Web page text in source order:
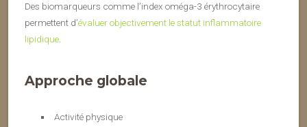
Des biomarqueurs comme l’index oméga-3 érythrocytaire
permettent d’évaluer objectivement le statut inflammatoire
lipidique
Approche globale
Activité physique